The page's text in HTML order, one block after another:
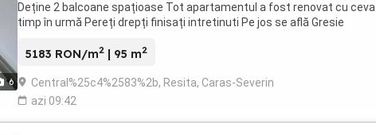
6
Deține 2 balcoane spațioase Tot apartamentul a fost renovat cu ceva
timp în urmă Pereți drepți finisați intretinuti Pe jos se află Gresie
5183 RON/m2 | 95 m2
Central%25c4%2583%2b, Resita, Caras-Severin
azi 09:42